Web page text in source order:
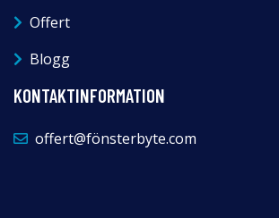
Offert
Blogg
KONTAKTINFORMATION
offert@fönsterbyte.com